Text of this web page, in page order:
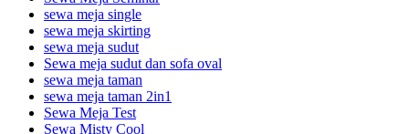
sewa meja single
sewa meja skirting
sewa meja sudut
Sewa meja sudut dan sofa oval
sewa meja taman
sewa meja taman 2in1
Sewa Meja Test
Sewa Misty Cool